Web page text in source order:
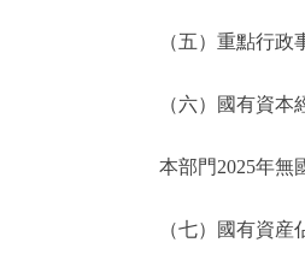
（五）重點行政事
（六）國有資本經
本部門2025年無國
（七）國有資産